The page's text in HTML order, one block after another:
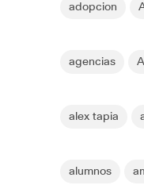
adopcion
agencias
alex tapia
alumnos